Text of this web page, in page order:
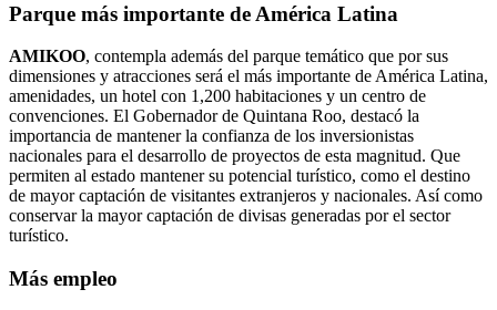
Parque más importante de América Latina
AMIKOO, contempla además del parque temático que por sus
dimensiones y atracciones será el más importante de América Latina,
amenidades, un hotel con 1,200 habitaciones y un centro de
convenciones. El Gobernador de Quintana Roo, destacó la
importancia de mantener la confianza de los inversionistas
nacionales para el desarrollo de proyectos de esta magnitud. Que
permiten al estado mantener su potencial turístico, como el destino
de mayor captación de visitantes extranjeros y nacionales. Así como
conservar la mayor captación de divisas generadas por el sector
turístico.
Más empleo